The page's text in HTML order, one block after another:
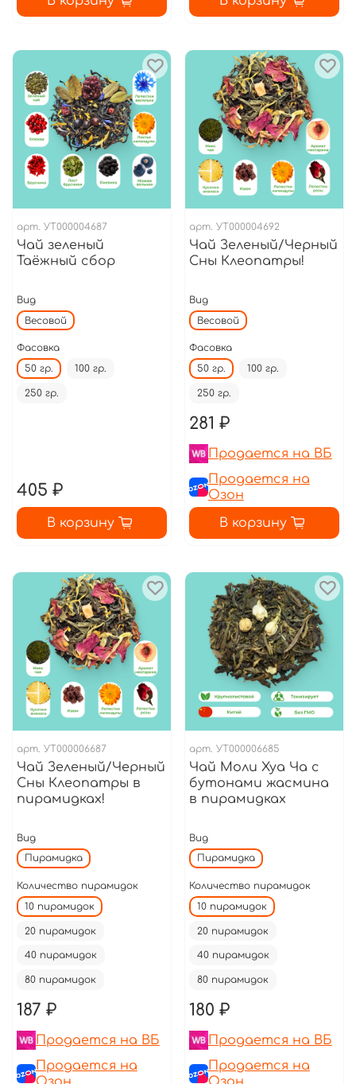
арт. УТ000004687
Чай зеленый
Таёжный сбор
Вид
Весовой
Фасовка
50 гр.
100 гр.
250 гр.
405 ₽
В корзину
арт. УТ000004692
Чай Зеленый/Черный
Сны Клеопатры!
Вид
Весовой
Фасовка
50 гр.
100 гр.
250 гр.
281 ₽
Продается на ВБ
Продается на
Озон
В корзину
арт. УТ000006687
Чай Зеленый/Черный
Сны Клеопатры в
пирамидках!
Вид
Пирамидка
Количество пирамидок
10 пирамидок
20 пирамидок
40 пирамидок
80 пирамидок
187 ₽
Продается на ВБ
Продается на
арт. УТ000006685
Чай Моли Хуа Ча с
бутонами жасмина
в пирамидках
Вид
Пирамидка
Количество пирамидок
10 пирамидок
20 пирамидок
40 пирамидок
80 пирамидок
180 ₽
Продается на ВБ
Продается на